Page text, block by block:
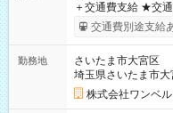
＋交通費支給 ★交通費全額支給！ ┗案件により規定あり ★日払
いOK！（規定あり
ンビニATMから 日払い分
交通費別途支給
勤務地
さいたま市大宮区
埼玉県さいたま市大
株式会社ワンベ